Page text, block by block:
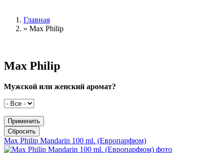
Вы здесь
Главная
» Max Philip
Max Philip
Мужской или женский аромат?
Max Philip Mandarin 100 ml. (Европарфюм)